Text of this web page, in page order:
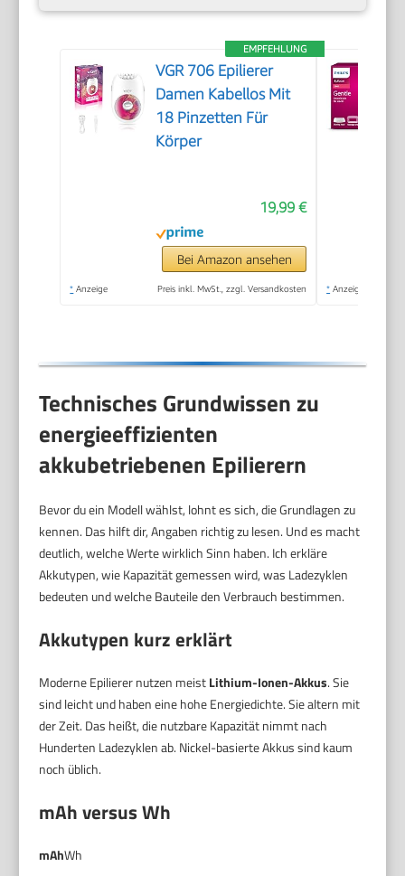
EMPFEHLUNG
VGR 706 Epilierer
Damen Kabellos Mit
18 Pinzetten Für
Körper
19,99 €
Bei Amazon ansehen
* Anzeige Preis inkl. MwSt., zzgl. Versandkosten * Anzeige
Technisches Grundwissen zu
energieeffizienten
akkubetriebenen Epilierern
Bevor du ein Modell wählst, lohnt es sich, die Grundlagen zu
kennen. Das hilft dir, Angaben richtig zu lesen. Und es macht
deutlich, welche Werte wirklich Sinn haben. Ich erkläre
Akkutypen, wie Kapazität gemessen wird, was Ladezyklen
bedeuten und welche Bauteile den Verbrauch bestimmen.
Akkutypen kurz erklärt
Moderne Epilierer nutzen meistLithium-Ionen-Akkus. Sie
sind leicht und haben eine hohe Energiedichte. Sie altern mit
der Zeit. Das heißt, die nutzbare Kapazität nimmt nach
Hunderten Ladezyklen ab. Nickel-basierte Akkus sind kaum
noch üblich.
mAh versus Wh
mAhWh